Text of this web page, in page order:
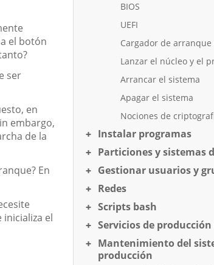
el botón
ser
en
embargo,
de la
En
el
BIOS
UEFI
Cargador de arranque
Lanzar el núcleo y el
Arrancar el sistema
Apagar el sistema
Nociones de
Instalar programas
Particiones y sistemas
Gestionar usuarios y
Redes
Scripts bash
Servicios de
Mantenimiento del
producción